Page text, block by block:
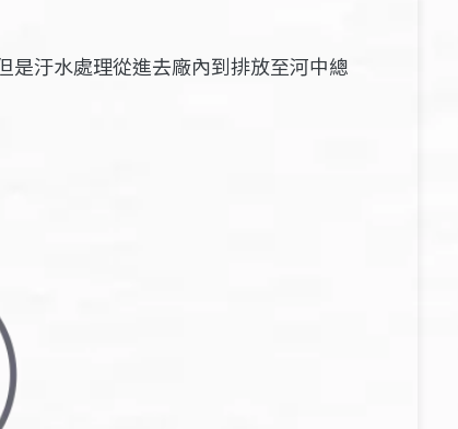
是汙水處理從進去廠內到排放至河中總